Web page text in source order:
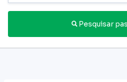
Pesquisar